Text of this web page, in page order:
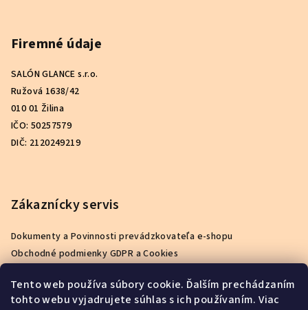
Tento web používa súbory cookie. Ďalším prechádzaním
tohto webu vyjadrujete súhlas s ich používaním. Viac
Firemné údaje
SALÓN GLANCE s.r.o.
Ružová 1638/42
010 01 Žilina
IČO: 50257579
DIČ: 2120249219
Zákaznícky servis
Dokumenty a Povinnosti prevádzkovateľa e-shopu
Obchodné podmienky GDPR a Cookies
Reklamačný poriadok
Ako nakupovať